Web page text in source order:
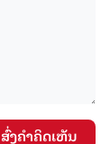
ສົ່ງຄໍາຄິດເຫັນ